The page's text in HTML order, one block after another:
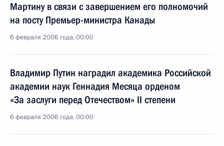
Мартину в связи с завершением его полномочий
на посту Премьер-министра Канады
6 февраля 2006 года, 00:00
Владимир Путин наградил академика Российской
академии наук Геннадия Месяца орденом
«За заслуги перед Отечеством» II степени
6 февраля 2006 года, 00:00